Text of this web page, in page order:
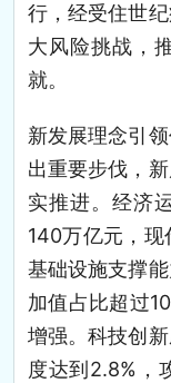
行，经受住世
大风险挑战，
就。
新发展理念引
出重要步伐，
实推进。经济
140万亿元，现
基础设施支撑
加值占比超过
增强。科技创
度达到2.8%，